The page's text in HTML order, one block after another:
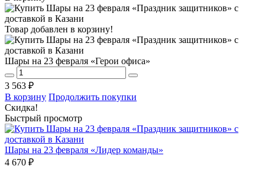
Товар добавлен в корзину!
Шары на 23 февраля «Герои офиса»
3 563 ₽
В корзину Продолжить покупки
Скидка!
Быстрый просмотр
Шары на 23 февраля «Лидер команды»
4 670 ₽